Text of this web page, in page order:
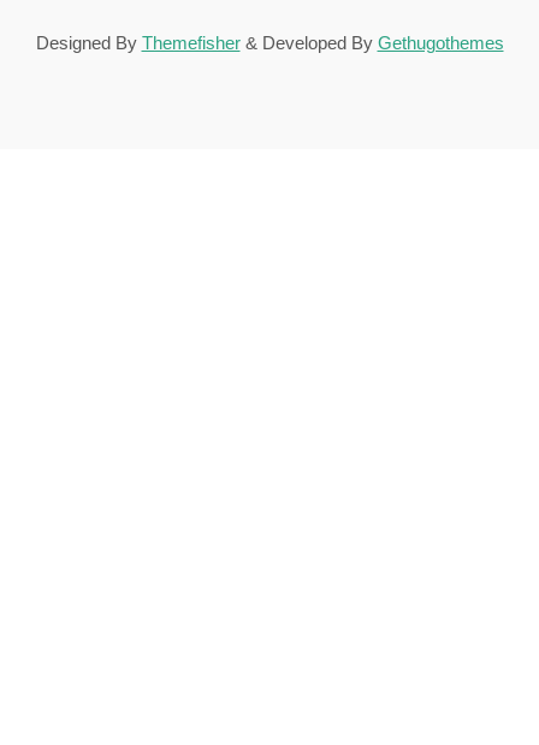
Designed By Themefisher& Developed By Gethugothemes